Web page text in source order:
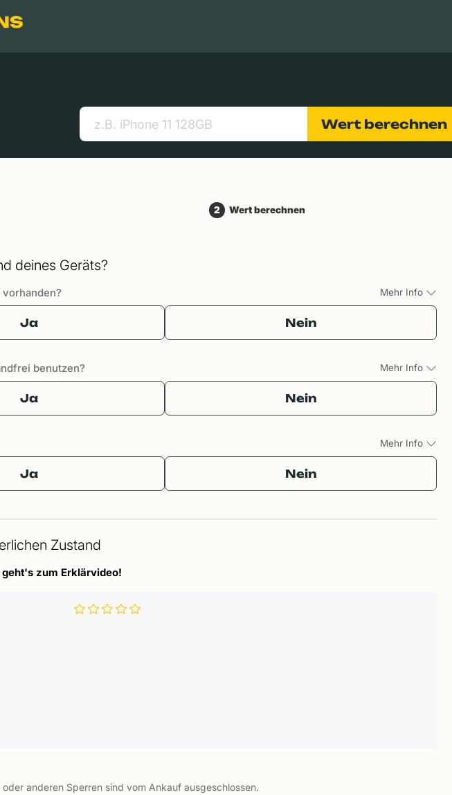
Wert berechnen
2 Wert berechnen
deines Geräts?
Mehr Info
Ja Nein
benutzen? Mehr Info
Ja Nein
Mehr Info
Ja Nein
Zustand
geht's zum Erklärvideo!
anderen Sperren sind vom Ankauf ausgeschlossen.